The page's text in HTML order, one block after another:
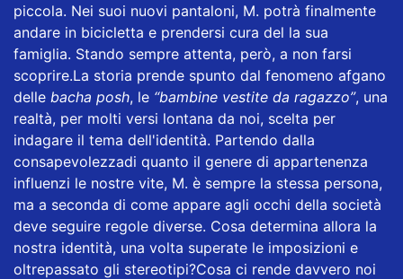
piccola. Nei suoi nuovi pantaloni, M. potrà finalmente
andare in bicicletta e prendersi cura del la sua
famiglia. Stando sempre attenta, però, a non farsi
scoprire.La storia prende spunto dal fenomeno afgano
delle bacha posh, le “bambine vestite da ragazzo”, una
realtà, per molti versi lontana da noi, scelta per
indagare il tema dell'identità. Partendo dalla
consapevolezzadi quanto il genere di appartenenza
influenzi le nostre vite, M. è sempre la stessa persona,
ma a seconda di come appare agli occhi della società
deve seguire regole diverse. Cosa determina allora la
nostra identità, una volta superate le imposizioni e
oltrepassato gli stereotipi?Cosa ci rende davvero noi